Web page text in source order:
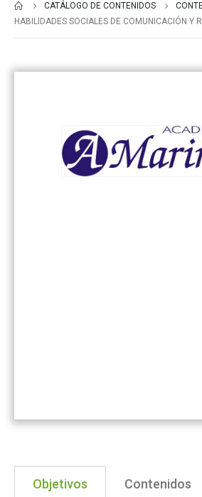
CATÁLOGO DE CONTENIDOS
HABILIDADES SOCIALES DE COMUNICACIÓN Y
Objetivos Contenidos